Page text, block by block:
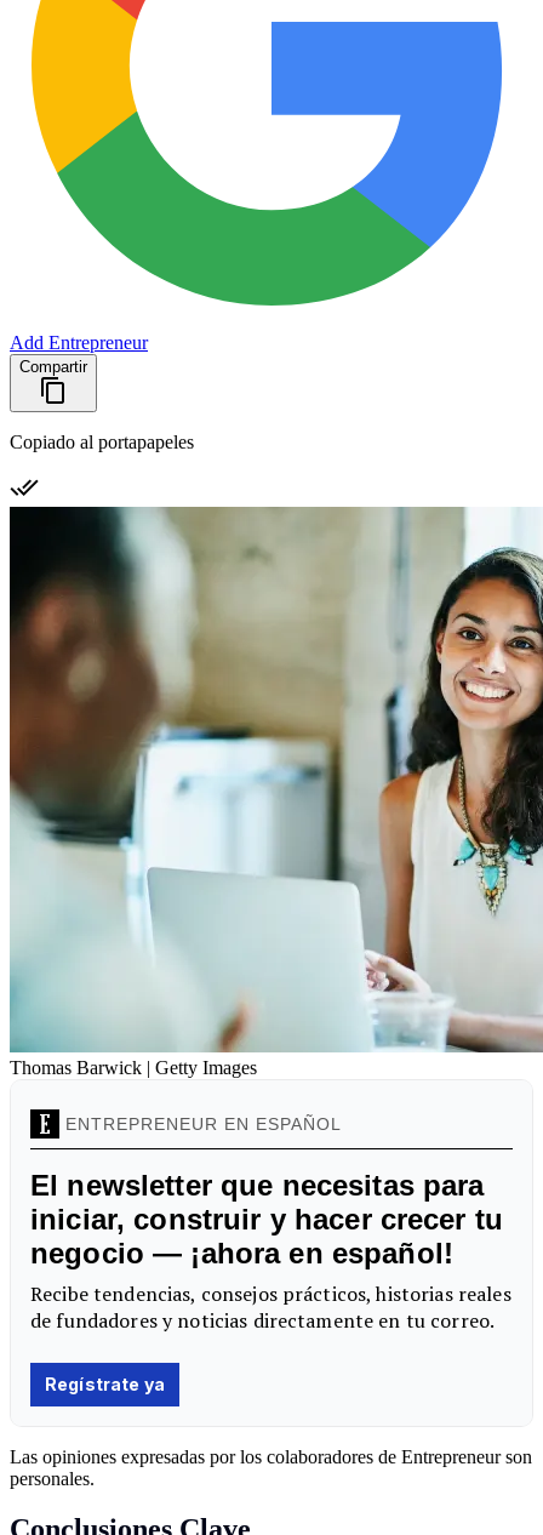
Add Entrepreneur
Compartir
Copiado al portapapeles
Thomas Barwick | Getty Images
Las opiniones expresadas por los colaboradores de Entrepreneur son
personales.